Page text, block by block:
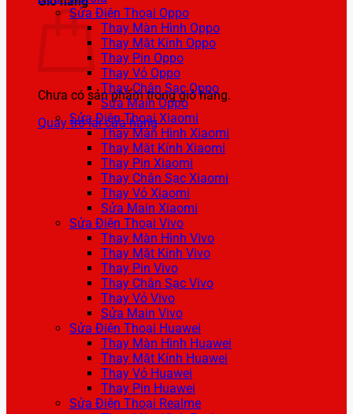
Chưa có sản phẩm trong giỏ hàng.
Quay trở lại cửa hàng
Sửa Điện Thoại Oppo
Thay Màn Hình Oppo
Thay Mặt Kính Oppo
Thay Pin Oppo
Thay Vỏ Oppo
Thay Chân Sạc Oppo
Sửa Main Oppo
Sửa Điện Thoại Xiaomi
Thay Màn Hình Xiaomi
Thay Mặt Kính Xiaomi
Thay Pin Xiaomi
Thay Chân Sạc Xiaomi
Thay Vỏ Xiaomi
Sửa Main Xiaomi
Sửa Điện Thoại Vivo
Thay Màn Hình Vivo
Thay Mặt Kính Vivo
Thay Pin Vivo
Thay Chân Sạc Vivo
Thay Vỏ Vivo
Sửa Main Vivo
Sửa Điện Thoại Huawei
Thay Màn Hình Huawei
Thay Mặt Kính Huawei
Thay Vỏ Huawei
Thay Pin Huawei
Sửa Điện Thoại Realme